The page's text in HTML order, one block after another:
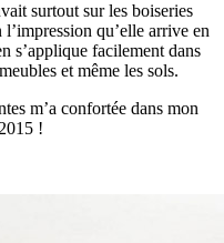
surtout sur les boiseries
qu’elle arrive en
s’applique facilement dans
et même les sols.
m’a confortée dans mon
!